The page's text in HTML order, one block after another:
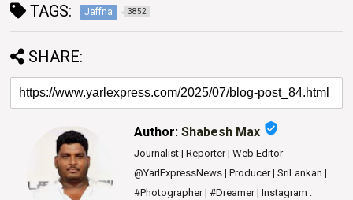
TAGS: Jaffna 3852
SHARE:
Author:Shabesh Max verified_user
Journalist | Reporter | Web Editor
@YarlExpressNews | Producer | SriLankan |
#Photographer | #Dreamer | Instagram :